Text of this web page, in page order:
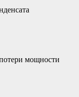
мощности